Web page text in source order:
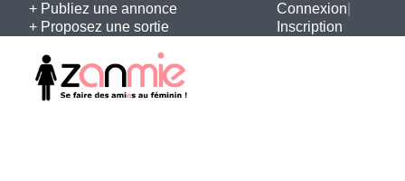
+ Publiez une annonce
+ Proposez une sortie
Connexion
Inscription